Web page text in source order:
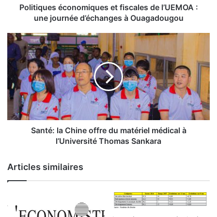
o
n
o
i
q
u
s
s
c
Politiques économiques et fiscales de l’UEMOA :
une journée d’échanges à Ouagadougou
S
a
n
é
:
l
C
o
f
Santé: la Chine offre du matériel médical à
l’Université Thomas Sankara
Articles similaires